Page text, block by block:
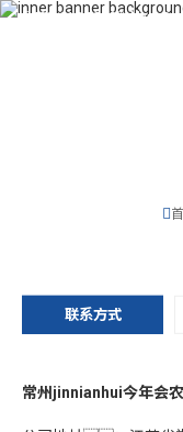
400-115-2288
联系方式
常州jinnianhui今年会